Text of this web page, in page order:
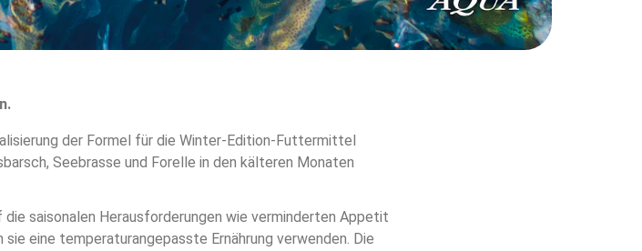
der Formel für die Winter-Edition-Futtermittel
Seebrasse und Forelle in den kälteren Monaten
saisonalen Herausforderungen wie verminderten Appetit
eine temperaturangepasste Ernährung verwenden. Die